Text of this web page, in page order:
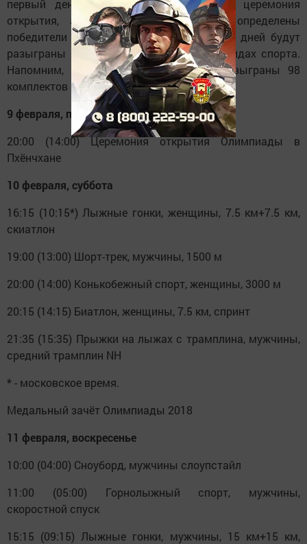
первый день Олимпиады 2018 пройдет церемония
открытия, а уже 10 февраля будут определены
победители в 5 дисциплинах. Всего за 17 дней будут
разыграны 102 комплекта медалей в 7 видах спорта.
Напомним, четыре года назад были разыграны 98
комплектов наград.
9 февраля, пятница
20:00 (14:00) Церемония открытия Олимпиады в
Пхёнчхане
10 февраля, суббота
16:15 (10:15*) Лыжные гонки, женщины, 7.5 км+7.5 км,
скиатлон
19:00 (13:00) Шорт-трек, мужчины, 1500 м
20:00 (14:00) Конькобежный спорт, женщины, 3000 м
20:15 (14:15) Биатлон, женщины, 7.5 км, спринт
21:35 (15:35) Прыжки на лыжах с трамплина, мужчины,
средний трамплин NH
* - московское время.
Медальный зачёт Олимпиады 2018
11 февраля, воскресенье
10:00 (04:00) Сноуборд, мужчины слоупстайл
11:00 (05:00) Горнолыжный спорт, мужчины,
скоростной спуск
15:15 (09:15) Лыжные гонки, мужчины, 15 км+15 км,